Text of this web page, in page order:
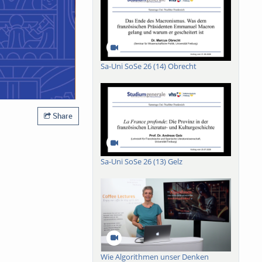
Share
Sa-Uni SoSe 26 (14) Obrecht
Sa-Uni SoSe 26 (13) Gelz
Wie Algorithmen unser Denken